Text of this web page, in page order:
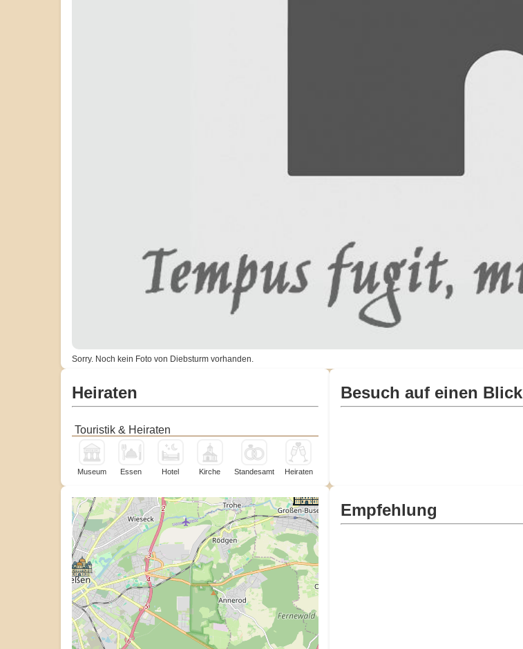
Sorry. Noch kein Foto von Diebsturm vorhanden.
Heiraten
Touristik & Heiraten
Museum Essen Hotel Kirche Standesamt Heiraten
Besuch auf einen Blick
Empfehlung